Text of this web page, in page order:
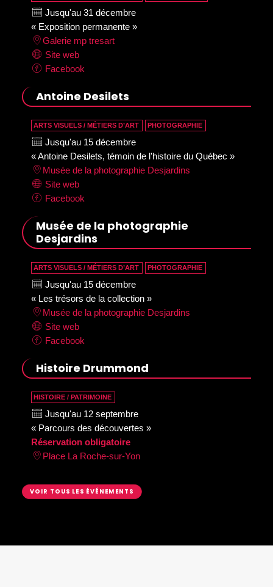
Jusqu'au 31 décembre
« Exposition permanente »
Galerie mp tresart
Site web
Facebook
Antoine Desilets
ARTS VISUELS / MÉTIERS D’ART PHOTOGRAPHIE
Jusqu'au 15 décembre
« Antoine Desilets, témoin de l’histoire du Québec »
Musée de la photographie Desjardins
Site web
Facebook
Musée de la photographie
Desjardins
ARTS VISUELS / MÉTIERS D’ART PHOTOGRAPHIE
Jusqu'au 15 décembre
« Les trésors de la collection »
Musée de la photographie Desjardins
Site web
Facebook
Histoire Drummond
HISTOIRE / PATRIMOINE
Jusqu'au 12 septembre
« Parcours des découvertes »
Réservation obligatoire
Place La Roche-sur-Yon
VOIR TOUS LES ÉVÉNEMENTS